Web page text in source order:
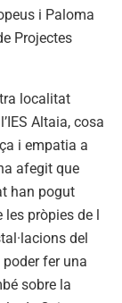
i Paloma
Projectes
localitat
Altaia, cosa
i empatia a
afegit que
han pogut
pròpies de l
del
fer una
sobre la